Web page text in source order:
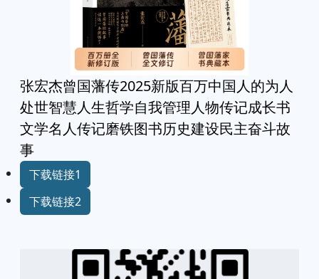
张宏杰曾国藩传2025新版百万中国人的为人
处世智慧人生哲学自我管理人物传记成长书
文学名人传记磨铁图书历史建设民主奋斗故
事
下载链接1
下载链接2